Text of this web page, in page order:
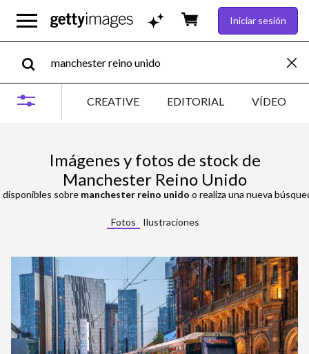
Iniciar sesión
CREATIVE EDITORIAL VÍDEO
Imágenes y fotos de stock de
Manchester Reino Unido
disponibles sobre manchester reino unido o realiza una nueva
Fotos Ilustraciones